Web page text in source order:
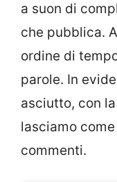
a suon di
che pubblica.
ordine di
parole. In
asciutto, con
lasciamo
commenti.